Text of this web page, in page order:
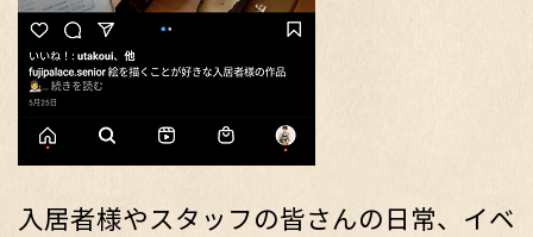
入居者様やスタッフの皆さんの日常、イベ